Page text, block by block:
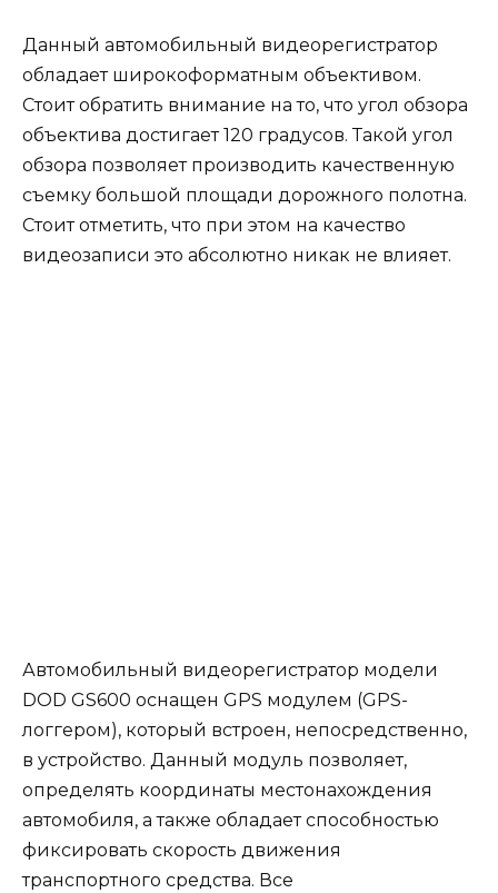
Данный автомобильный видеорегистратор
обладает широкоформатным объективом.
Стоит обратить внимание на то, что угол обзора
объектива достигает 120 градусов. Такой угол
обзора позволяет производить качественную
съемку большой площади дорожного полотна.
Стоит отметить, что при этом на качество
видеозаписи это абсолютно никак не влияет.
Автомобильный видеорегистратор модели
DOD GS600 оснащен GPS модулем (GPS-
логгером), который встроен, непосредственно,
в устройство. Данный модуль позволяет,
определять координаты местонахождения
автомобиля, а также обладает способностью
фиксировать скорость движения
транспортного средства. Все